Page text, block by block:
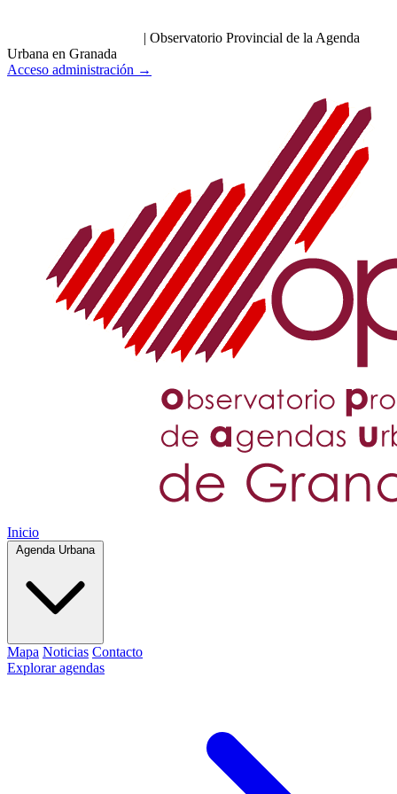
| Observatorio Provincial de la Agenda
Urbana en Granada
Acceso administración →
Inicio
Agenda Urbana
Mapa Noticias Contacto
Explorar agendas